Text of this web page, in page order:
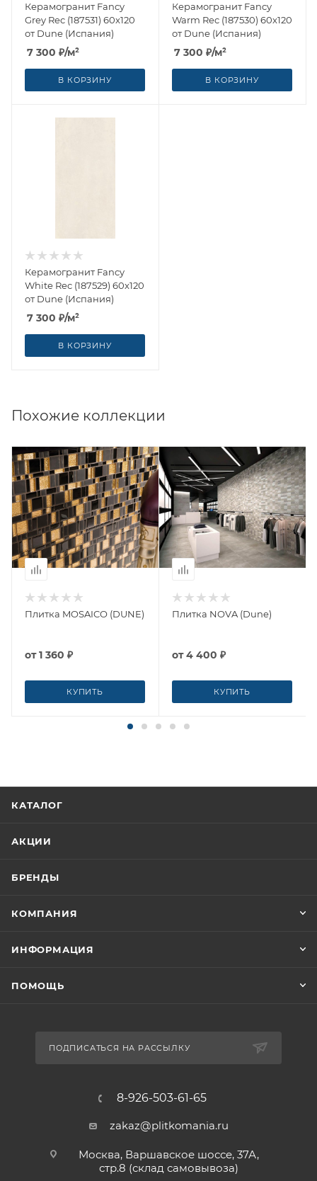
Керамогранит Fancy
Grey Rec (187531) 60x120
от Dune (Испания)
7 300 ₽/м²
В КОРЗИНУ
Керамогранит Fancy
Warm Rec (187530) 60x120
от Dune (Испания)
7 300 ₽/м²
В КОРЗИНУ
Керамогранит Fancy
White Rec (187529) 60x120
от Dune (Испания)
7 300 ₽/м²
В КОРЗИНУ
Похожие коллекции
Плитка MOSAICO (DUNE)
от1 360 ₽
КУПИТЬ
Плитка NOVA (Dune)
от4 400 ₽
КУПИТЬ
КАТАЛОГ
АКЦИИ
БРЕНДЫ
КОМПАНИЯ
ИНФОРМАЦИЯ
ПОМОЩЬ
ПОДПИСАТЬСЯ НА РАССЫЛКУ
8-926-503-61-65
zakaz@plitkomania.ru
Москва, Варшавское шоссе, 37А,
стр.8 (склад самовывоза)